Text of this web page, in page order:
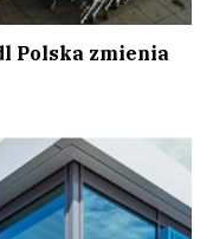
Polska zmienia